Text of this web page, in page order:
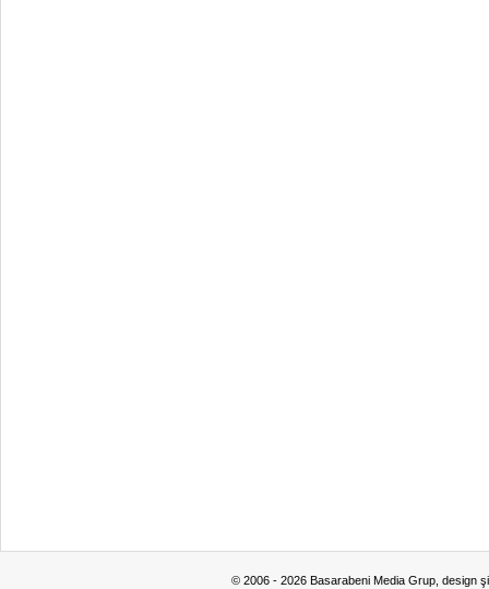
© 2006 - 2026 Basarabeni Media Grup, design